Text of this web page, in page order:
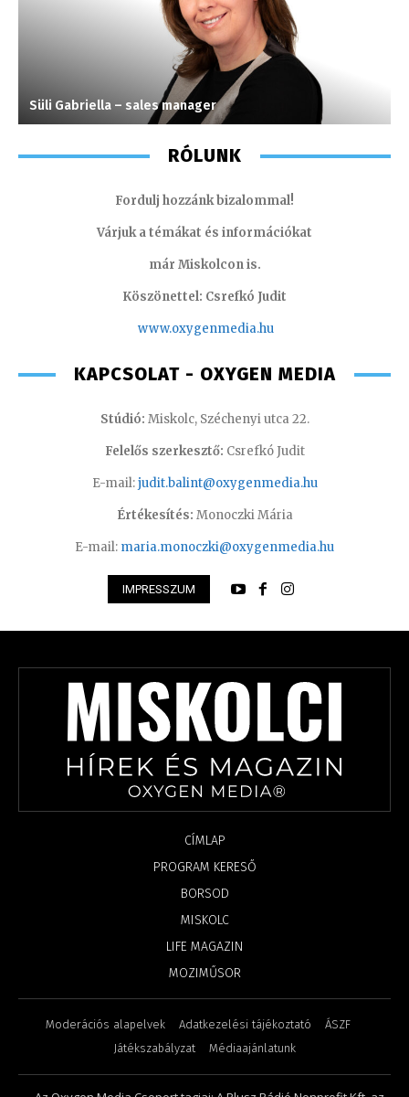
Süli Gabriella – sales manager
RÓLUNK
Fordulj hozzánk bizalommal!
Várjuk a témákat és információkat
már Miskolcon is.
Köszönettel: Csrefkó Judit
www.oxygenmedia.hu
KAPCSOLAT - OXYGEN MEDIA
Stúdió: Miskolc, Széchenyi utca 22.
Felelős szerkesztő: Csrefkó Judit
E-mail:judit.balint@oxygenmedia.hu
Értékesítés: Monoczki Mária
E-mail: maria.monoczki@oxygenmedia.hu
IMPRESSZUM
CÍMLAP
PROGRAM KERESŐ
BORSOD
MISKOLC
LIFE MAGAZIN
MOZIMŰSOR
Moderációs alapelvek Adatkezelési tájékoztató
ÁSZF
Játékszabályzat
Médiaajánlatunk